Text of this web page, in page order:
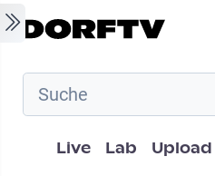
Skip to main content
Hauptnavigation
Live Lab Upload